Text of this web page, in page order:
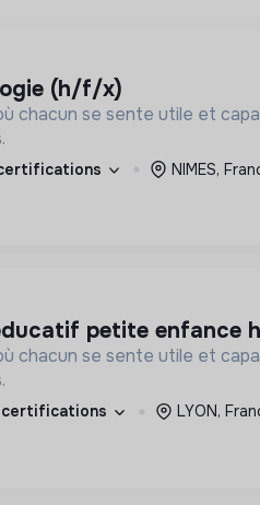
(h/f/x)
chacun se sente utile et
NIMES,
petite enfance
chacun se sente utile et
certifications LYON,